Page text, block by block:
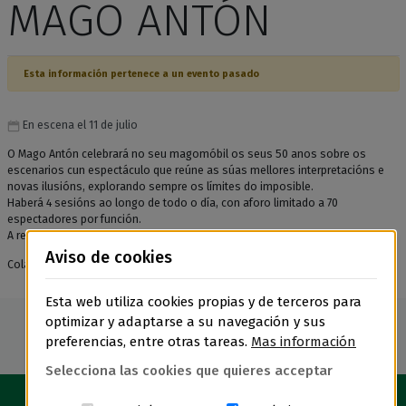
MAGO ANTÓN
Esta información pertenece a un evento pasado
En escena el 11 de julio
O Mago Antón celebrará no seu magomóbil os seus 50 anos sobre os
escenarios cun espectáculo que reúne as súas mellores interpretacións e
novas ilusións, explorando sempre os límites do imposible.
Haberá 4 sesións ao longo de todo o día, con aforo limitado a 70
espectadores por función.
A recollida das entradas poderá facerse enhttps:/billeteira.carballo.gal.
Colabora: Deputación da Coruña
Aviso de cookies
Esta web utiliza cookies propias y de terceros para
optimizar y adaptarse a su navegación y sus
preferencias, entre otras tareas. Mas información
Selecciona las cookies que quieres acceptar